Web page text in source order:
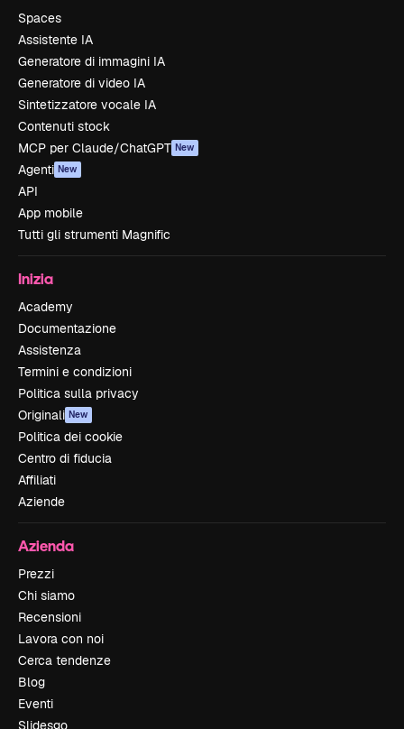
Spaces
Assistente IA
Generatore di immagini IA
Generatore di video IA
Sintetizzatore vocale IA
Contenuti stock
MCP per Claude/ChatGPT New
Agenti New
API
App mobile
Tutti gli strumenti Magnific
Inizia
Academy
Documentazione
Assistenza
Termini e condizioni
Politica sulla privacy
Originali New
Politica dei cookie
Centro di fiducia
Affiliati
Aziende
Azienda
Prezzi
Chi siamo
Recensioni
Lavora con noi
Cerca tendenze
Blog
Eventi
Slidesgo